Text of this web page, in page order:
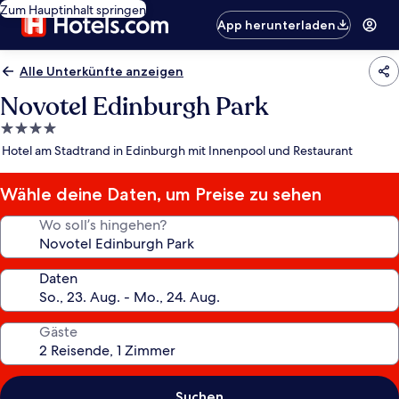
Zum Hauptinhalt springen
App herunterladen
Alle Unterkünfte anzeigen
Novotel Edinburgh Park
4.0-
Sterne-
Hotel am Stadtrand in Edinburgh mit Innenpool und Restaurant
Wähle deine Daten, um Preise zu sehen
Wo soll’s hingehen?
Daten
Gäste